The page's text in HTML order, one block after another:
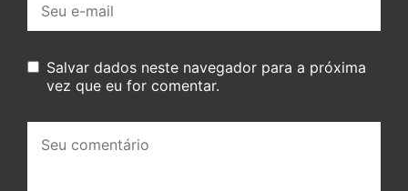
mail:
Salvar dados neste navegador para a próxima
vez que eu for comentar.
comentário: